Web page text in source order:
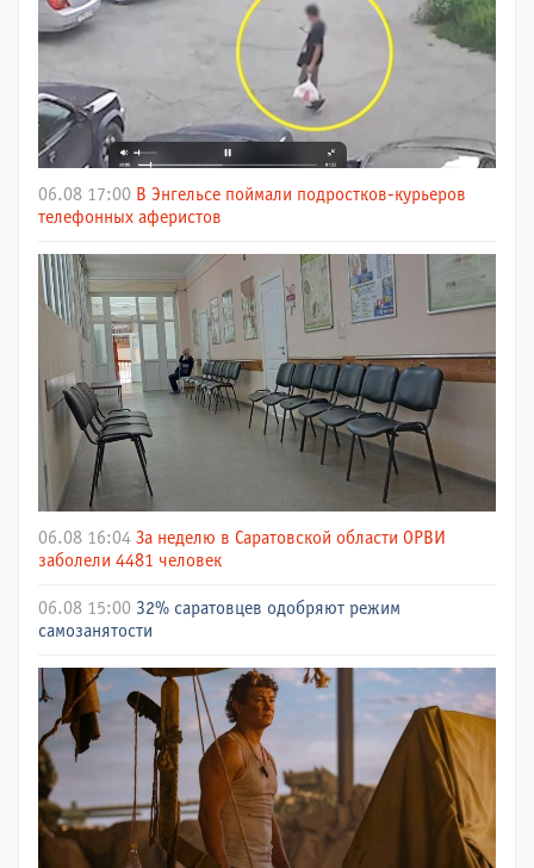
06.08 17:00 В Энгельсе поймали подростков-курьеров
телефонных аферистов
06.08 16:04 За неделю в Саратовской области ОРВИ
заболели 4481 человек
06.08 15:00 32% саратовцев одобряют режим
самозанятости